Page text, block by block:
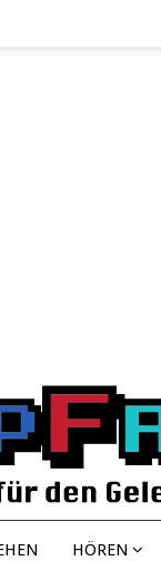
HÖREN